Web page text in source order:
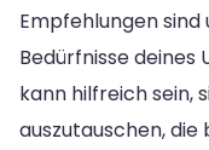
Empfehlungen sind
Bedürfnisse deines
kann hilfreich sein,
auszutauschen,